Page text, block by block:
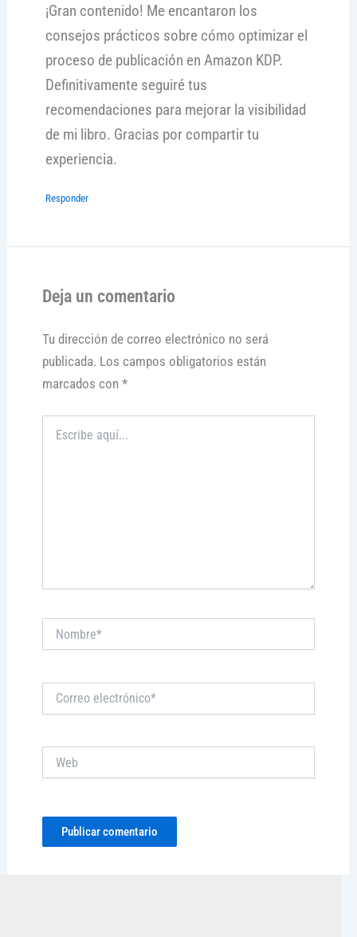
¡Gran contenido! Me encantaron los
consejos prácticos sobre cómo optimizar el
proceso de publicación en Amazon KDP.
Definitivamente seguiré tus
recomendaciones para mejorar la visibilidad
de mi libro. Gracias por compartir tu
experiencia.
Responder
Deja un comentario
Tu dirección de correo electrónico no será
publicada. Los campos obligatorios están
marcados con *
aquí...
electrónico*